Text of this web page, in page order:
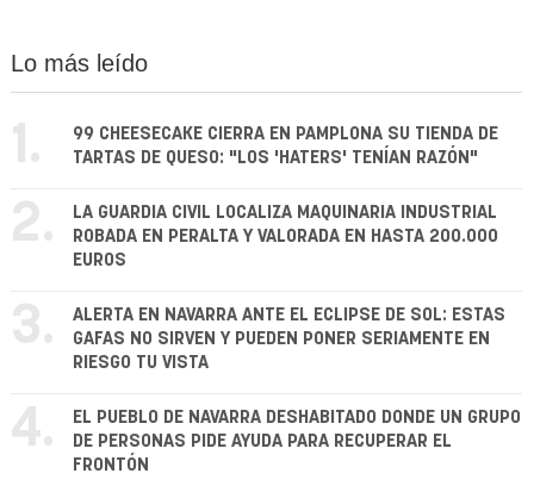
Lo más leído
1.
99 CHEESECAKE CIERRA EN PAMPLONA SU TIENDA DE
TARTAS DE QUESO: "LOS 'HATERS' TENÍAN RAZÓN"
2.
LA GUARDIA CIVIL LOCALIZA MAQUINARIA INDUSTRIAL
ROBADA EN PERALTA Y VALORADA EN HASTA 200.000
EUROS
3.
ALERTA EN NAVARRA ANTE EL ECLIPSE DE SOL: ESTAS
GAFAS NO SIRVEN Y PUEDEN PONER SERIAMENTE EN
RIESGO TU VISTA
4.
EL PUEBLO DE NAVARRA DESHABITADO DONDE UN GRUPO
DE PERSONAS PIDE AYUDA PARA RECUPERAR EL
FRONTÓN